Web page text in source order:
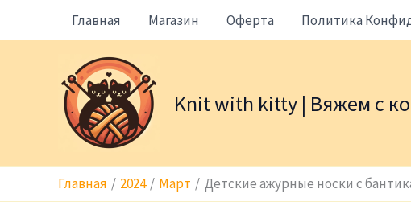
Главная Магазин Оферта Политика
Knit with kitty | Вяжем с
Главная 2024 Март Детские ажурные носки с